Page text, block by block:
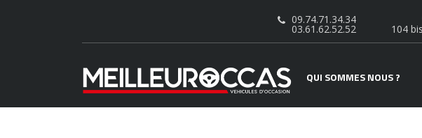
104
09.74.71.34.34
03.61.62.52.52
QUI SOMMES NOUS ?